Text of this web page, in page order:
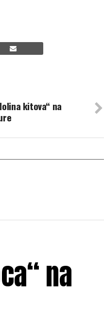
kitova“ na
na